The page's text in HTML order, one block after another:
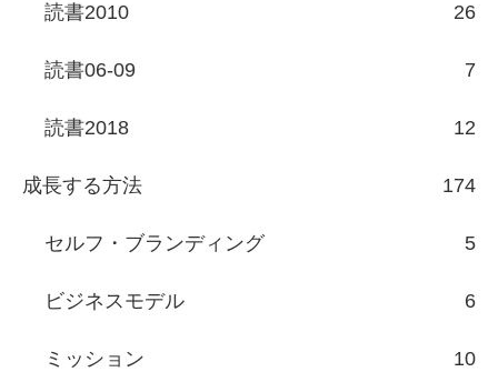
読書2010 26
読書06-09 7
読書2018 12
成長する方法 174
セルフ・ブランディング 5
ビジネスモデル 6
ミッション 10